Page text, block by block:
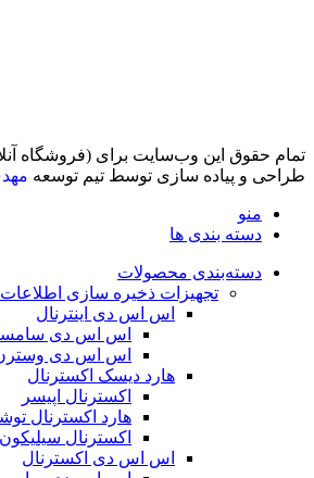
تمام حقوق اين وب‌سايت برای (فروشگاه
طراحی و پیاده سازی توسط تیم توسعه
منو
دسته بندی ها
دسته‌بندی محصولات
تجهیزات ذخیره سازی اطلاعات
اس اس دی اینترنال
اس اس دی
اس اس دی وسترن
هارد دیسک اکسترنال
اکسترنال اپیسر
هارد اکسترنال
اکسترنال سیلیکون
اس اس دی اکسترنال